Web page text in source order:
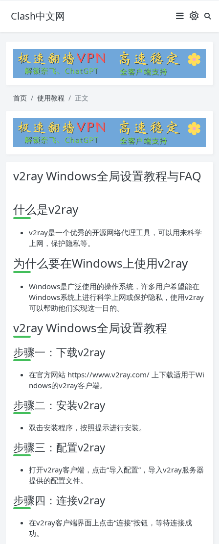
Clash中文网
首页 使用教程 正文
v2ray Windows全局设置教程与FAQ
什么是v2ray
v2ray是一个优秀的开源网络代理工具，可以用来科学
上网，保护隐私等。
为什么要在Windows上使用v2ray
Windows是广泛使用的操作系统，许多用户希望能在
Windows系统上进行科学上网或保护隐私，使用v2ray
可以帮助他们实现这一目的。
v2ray Windows全局设置教程
步骤一：下载v2ray
在官方网站 https://www.v2ray.com/ 上下载适用于Wi
ndows的v2ray客户端。
步骤二：安装v2ray
双击安装程序，按照提示进行安装。
步骤三：配置v2ray
打开v2ray客户端，点击“导入配置”，导入v2ray服务器
提供的配置文件。
步骤四：连接v2ray
在v2ray客户端界面上点击“连接”按钮，等待连接成
功。